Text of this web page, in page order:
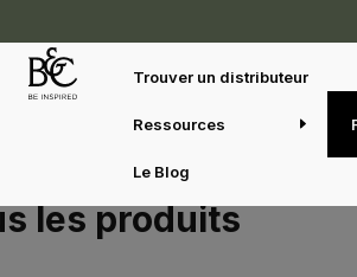
Trouver un distributeur
Ressources
Le Blog
les produits